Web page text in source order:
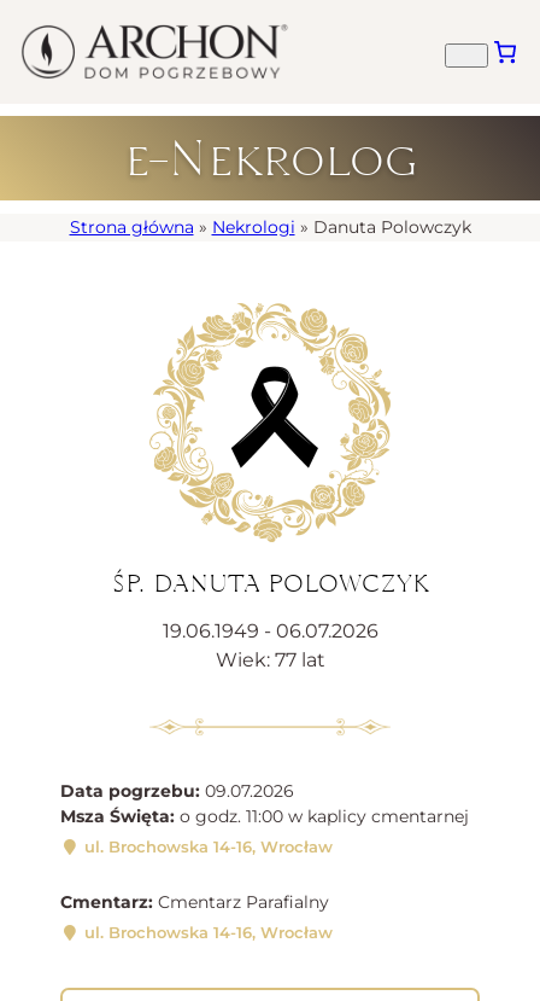
e-Nekrolog
Strona główna » Nekrologi » Danuta Polowczyk
ŚP. DANUTA POLOWCZYK
19.06.1949 - 06.07.2026
Wiek: 77 lat
Data pogrzebu: 09.07.2026
Msza Święta: o godz. 11:00 w kaplicy cmentarnej
ul. Brochowska 14-16, Wrocław
Cmentarz: Cmentarz Parafialny
ul. Brochowska 14-16, Wrocław